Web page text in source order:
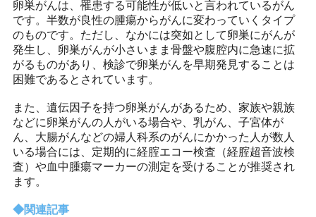
卵巣がんは、罹患する可能性が低いと言われているがん
です。半数が良性の腫瘍からがんに変わっていくタイプ
のものです。ただし、なかには突如として卵巣にがんが
発生し、卵巣がんが小さいまま骨盤や腹腔内に急速に拡
がるものがあり、検診で卵巣がんを早期発見することは
困難であるとされています。
また、遺伝因子を持つ卵巣がんがあるため、家族や親族
などに卵巣がんの人がいる場合や、乳がん、子宮体が
ん、大腸がんなどの婦人科系のがんにかかった人が数人
いる場合には、定期的に経腟エコー検査（経腟超音波検
査）や血中腫瘍マーカーの測定を受けることが推奨され
ます。
関連記事